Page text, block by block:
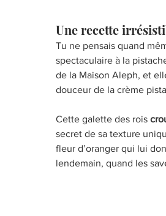
Une recette
Tu ne pensais quand
spectaculaire à la
de la Maison Aleph, et
douceur de la crème
Cette galette des rois
secret de sa texture
fleur d’oranger qui lui
lendemain, quand les